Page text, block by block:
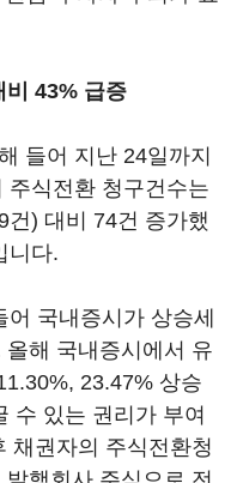
비 43% 급증
들어 지난 24일까지
주식전환 청구건수는
건) 대비 74건 증가했
니다.
국내증시가 상승세
해 국내증시에서 유
23.47% 상승
수 있는 권리가 부여
채권자의 주식전환청